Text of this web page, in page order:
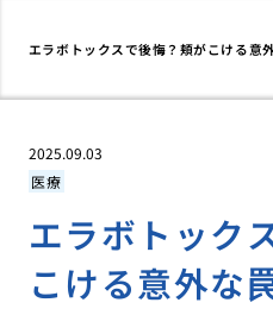
エラボトックスで後悔？頬がこける意
2025.09.03
医療
エラボトック
こける意外な